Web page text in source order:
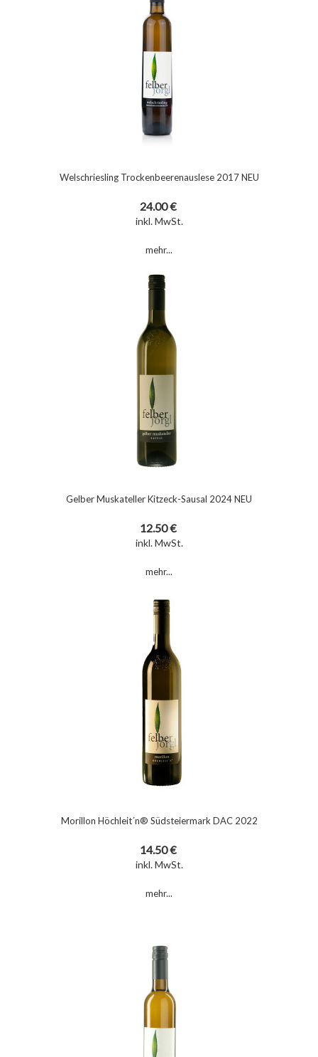
Welschriesling Trockenbeerenauslese 2017 NEU
24.00 €
inkl. MwSt.
mehr...
Gelber Muskateller Kitzeck-Sausal 2024 NEU
12.50 €
inkl. MwSt.
mehr...
Morillon Höchleit´n® Südsteiermark DAC 2022
14.50 €
inkl. MwSt.
mehr...